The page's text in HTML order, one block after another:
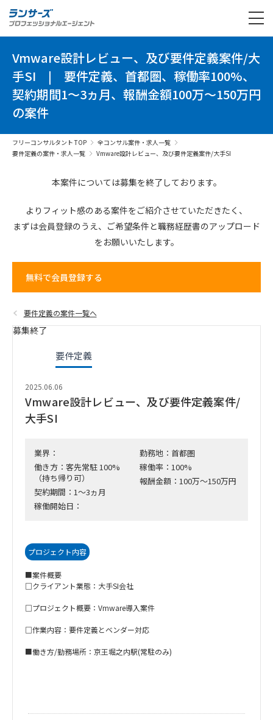
Vmware設計レビュー、及び要件定義案件/大
手SI | 要件定義、首都圏、稼働率100%、
契約期間1～3ヵ月、報酬金額100万～150万円
の案件
フリーコンサルタント TOP
全コンサル案件・求人一覧
要件定義の案件・求人一覧
Vmware設計レビュー、及び要件定義案件/大手SI
本案件については募集を終了しております。
よりフィット感のある案件をご紹介させていただきたく、
まずは会員登録のうえ、 ご希望条件と職務経歴書のアップロード
をお願いいたします。
無料で会員登録する
要件定義の案件一覧へ
募集終了
要件定義
2025.06.06
Vmware設計レビュー、及び要件定義案件/
大手SI
業界：
働き方：客先常駐 100%
（持ち帰り可）
契約期間：1～3ヵ月
稼働開始日：
勤務地：首都圏
稼働率：100%
報酬金額：100万～150万円
プロジェクト内容
■案件概要
□クライアント業態：大手SI会社
□プロジェクト概要：Vmware導入案件
□作業内容：要件定義とベンダー対応
■働き方/勤務場所：京王堀之内駅(常駐のみ)